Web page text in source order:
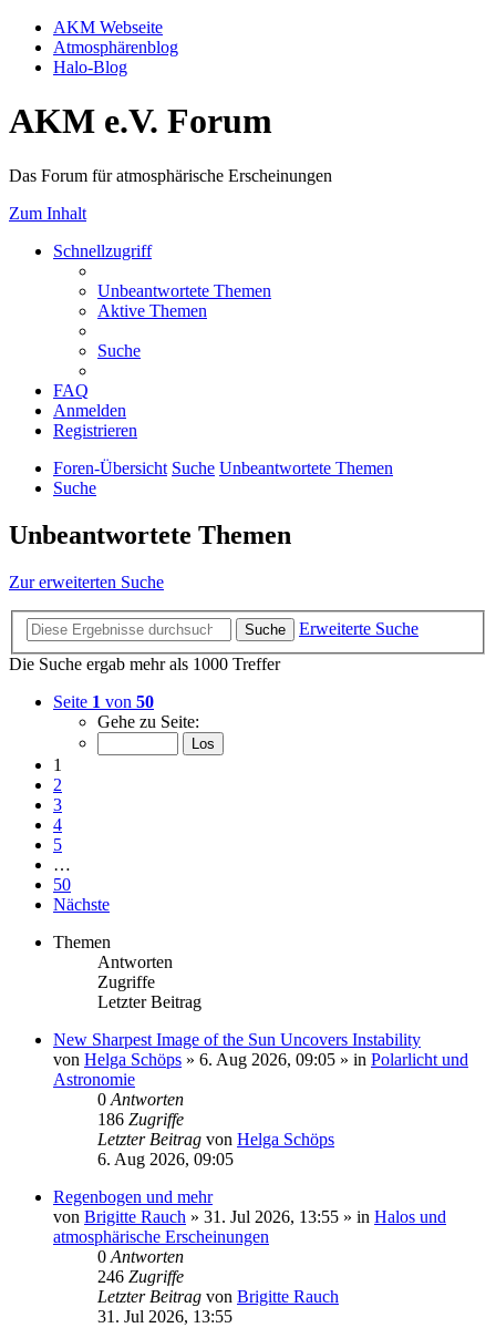
AKM Webseite
Atmosphärenblog
Halo-Blog
AKM e.V. Forum
Das Forum für atmosphärische Erscheinungen
Zum Inhalt
Schnellzugriff
Unbeantwortete Themen
Aktive Themen
Suche
FAQ
Anmelden
Registrieren
Foren-Übersicht Suche Unbeantwortete Themen
Suche
Unbeantwortete Themen
Zur erweiterten Suche
Suche
Erweiterte Suche
Die Suche ergab mehr als 1000 Treffer
Seite 1 von 50
Gehe zu Seite:
1
2
3
4
5
…
50
Nächste
Themen
Antworten
Zugriffe
Letzter Beitrag
New Sharpest Image of the Sun Uncovers Instability
von Helga Schöps » 6. Aug 2026, 09:05 » in Polarlicht und
Astronomie
0 Antworten
186 Zugriffe
Letzter Beitrag von Helga Schöps
6. Aug 2026, 09:05
Regenbogen und mehr
von Brigitte Rauch » 31. Jul 2026, 13:55 » in Halos und
atmosphärische Erscheinungen
0 Antworten
246 Zugriffe
Letzter Beitrag von Brigitte Rauch
31. Jul 2026, 13:55